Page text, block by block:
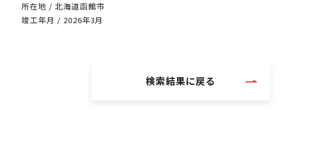
所在地 / 北海道函館市
竣工年月 / 2026年3月
検索結果に戻る